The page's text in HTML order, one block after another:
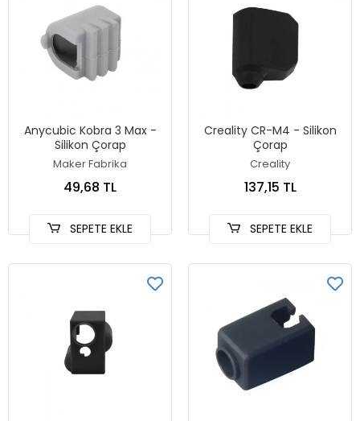
Anycubic Kobra 3 Max -
Silikon Çorap
Maker Fabrika
49,68 TL
SEPETE EKLE
Creality CR-M4 - Silikon
Çorap
Creality
137,15 TL
SEPETE EKLE